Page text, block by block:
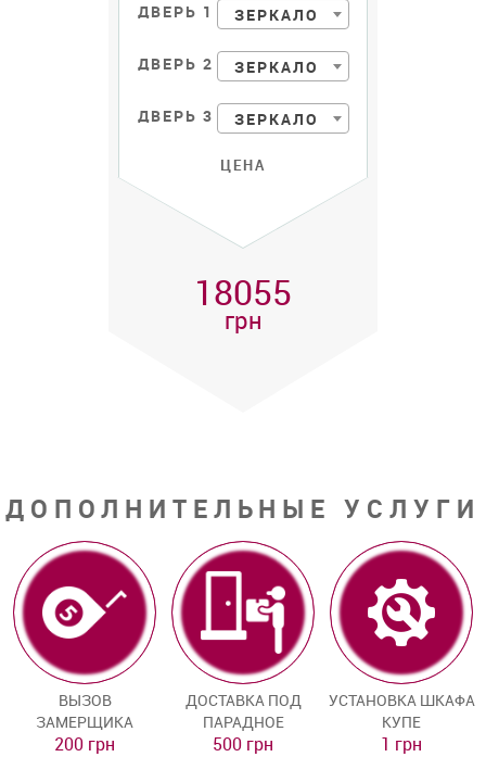
ДВЕРЬ 1 ЗЕРКАЛО
ДВЕРЬ 2 ЗЕРКАЛО
ДВЕРЬ 3 ЗЕРКАЛО
ЦЕНА
18055
грн
ДОПОЛНИТЕЛЬНЫЕ УСЛУГИ
ВЫЗОВ
ЗАМЕРЩИКА
200 грн
ДОСТАВКА ПОД
ПАРАДНОЕ
500 грн
УСТАНОВКА ШКАФА
КУПЕ
1 грн